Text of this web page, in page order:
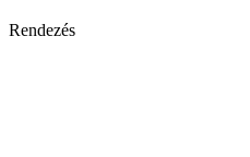
Rendezés